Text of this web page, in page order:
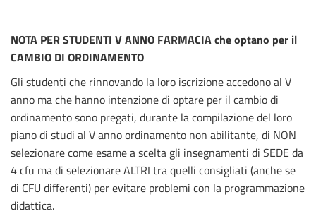
NOTA PER STUDENTI V ANNO FARMACIA che optano per il
CAMBIO DI ORDINAMENTO
Gli studenti che rinnovando la loro iscrizione accedono al V
anno ma che hanno intenzione di optare per il cambio di
ordinamento sono pregati, durante la compilazione del loro
piano di studi al V anno ordinamento non abilitante, di NON
selezionare come esame a scelta gli insegnamenti di SEDE da
4 cfu ma di selezionare ALTRI tra quelli consigliati (anche se
di CFU differenti) per evitare problemi con la programmazione
didattica.